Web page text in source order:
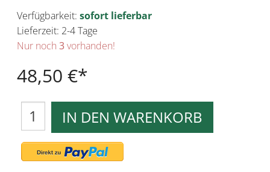
Verfügbarkeit: sofort lieferbar
Lieferzeit: 2-4 Tage
Nur noch 3vorhanden!
48,50 €
IN DEN WARENKORB